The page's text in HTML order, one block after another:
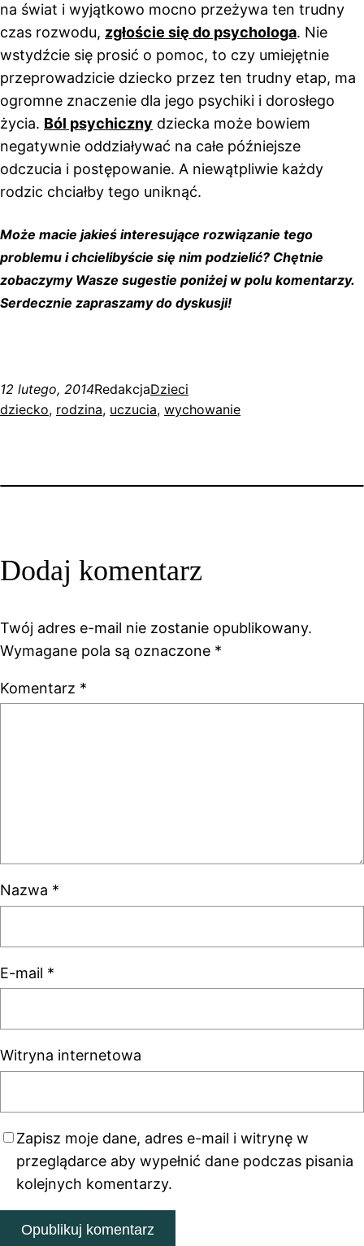
na świat i wyjątkowo mocno przeżywa ten trudny
czas rozwodu, zgłoście się do psychologa. Nie
wstydźcie się prosić o pomoc, to czy umiejętnie
przeprowadzicie dziecko przez ten trudny etap, ma
ogromne znaczenie dla jego psychiki i dorosłego
życia. Ból psychiczny dziecka może bowiem
negatywnie oddziaływać na całe późniejsze
odczucia i postępowanie. A niewątpliwie każdy
rodzic chciałby tego uniknąć.
Może macie jakieś interesujące rozwiązanie tego
problemu i chcielibyście się nim podzielić? Chętnie
zobaczymy Wasze sugestie poniżej w polu komentarzy.
Serdecznie zapraszamy do dyskusji!
12 lutego, 2014RedakcjaDzieci
dziecko, rodzina, uczucia, wychowanie
Dodaj komentarz
Twój adres e-mail nie zostanie opublikowany.
Wymagane pola są oznaczone *
Komentarz *
Nazwa *
E-mail *
Witryna internetowa
Zapisz moje dane, adres e-mail i witrynę w
przeglądarce aby wypełnić dane podczas pisania
kolejnych komentarzy.